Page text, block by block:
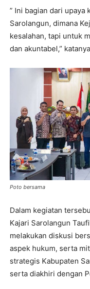
” Ini bagian dari upaya
Sarolangun, dimana
kesalahan, tapi untuk
dan akuntabel,”
Poto bersama
Dalam kegiatan
Kajari Sarolangun
melakukan diskusi
aspek hukum, serta
strategis Kabupaten
serta diakhiri dengan